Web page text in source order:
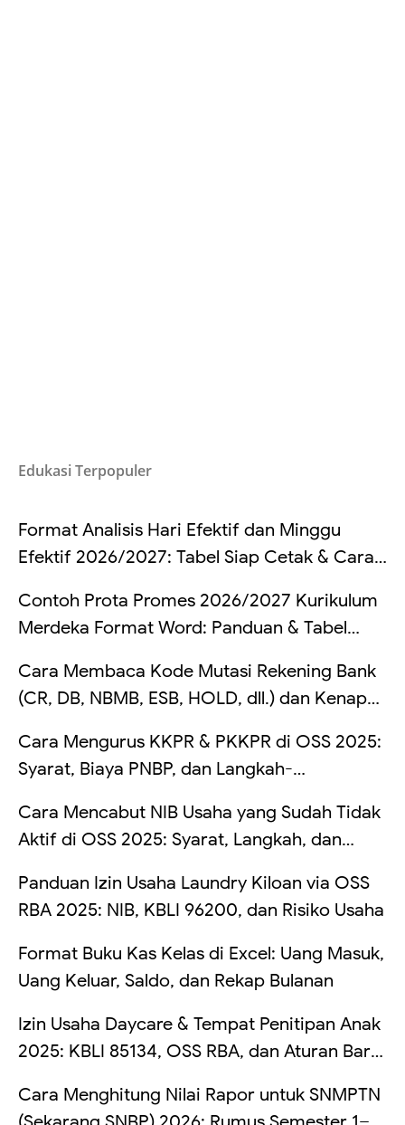
Edukasi Terpopuler
Format Analisis Hari Efektif dan Minggu
Efektif 2026/2027: Tabel Siap Cetak & Cara
Contoh Prota Promes 2026/2027 Kurikulum
Merdeka Format Word: Panduan & Tabel
Cara Membaca Kode Mutasi Rekening Bank
(CR, DB, NBMB, ESB, HOLD, dll.) dan Kenapa
Cara Mengurus KKPR & PKKPR di OSS 2025:
Syarat, Biaya PNBP, dan Langkah-
Cara Mencabut NIB Usaha yang Sudah Tidak
Aktif di OSS 2025: Syarat, Langkah, dan
Panduan Izin Usaha Laundry Kiloan via OSS
RBA 2025: NIB, KBLI 96200, dan Risiko Usaha
Format Buku Kas Kelas di Excel: Uang Masuk,
Uang Keluar, Saldo, dan Rekap Bulanan
Izin Usaha Daycare & Tempat Penitipan Anak
2025: KBLI 85134, OSS RBA, dan Aturan Baru
Cara Menghitung Nilai Rapor untuk SNMPTN